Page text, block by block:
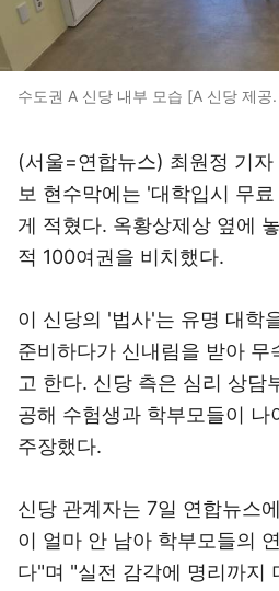
수도권 A 신당 내부 모습 [A 신당 제공
(서울=연합뉴스) 최원정 기
보 현수막에는 '대학입시 무
게 적혔다. 옥황상제상 옆에
적 100여권을 비치했다.
이 신당의 '법사'는 유명 대학
준비하다가 신내림을 받아 무
고 한다. 신당 측은 심리 상담
공해 수험생과 학부모들이 나
주장했다.
신당 관계자는 7일 연합뉴스
이 얼마 안 남아 학부모들의
다"며 "실전 감각에 명리까지